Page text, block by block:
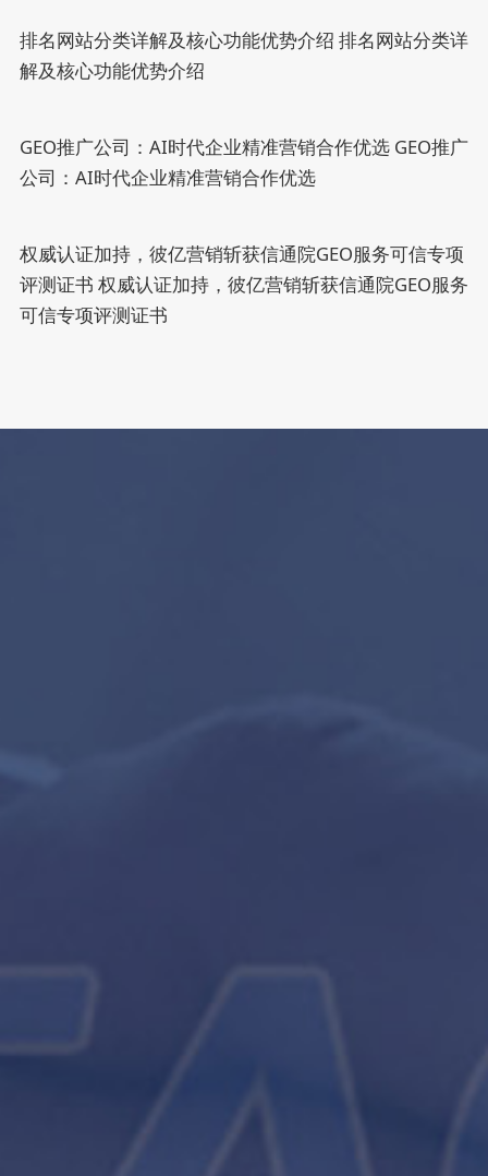
排名网站分类详解及核心功能优势介绍 排名网站分类详
解及核心功能优势介绍
GEO推广公司：AI时代企业精准营销合作优选 GEO推广
公司：AI时代企业精准营销合作优选
权威认证加持，彼亿营销斩获信通院GEO服务可信专项
评测证书 权威认证加持，彼亿营销斩获信通院GEO服务
可信专项评测证书